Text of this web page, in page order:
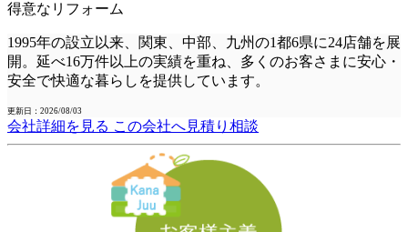
得意なリフォーム
1995年の設立以来、関東、中部、九州の1都6県に24店舗を展
開。延べ16万件以上の実績を重ね、多くのお客さまに安心・
安全で快適な暮らしを提供しています。
更新日：2026/08/03
会社詳細を見る この会社へ見積り相談